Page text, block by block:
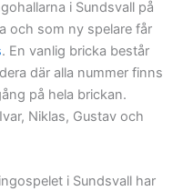
i Sundsvall på
och som ny spelare får
. En vanlig bricka består
där alla nummer finns
på hela brickan.
Niklas, Gustav och
i Sundsvall har